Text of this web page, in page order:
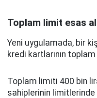
Toplam limit esas
Yeni uygulamada, bir
kredi kartlarının
Toplam limiti 400 bin
sahiplerinin